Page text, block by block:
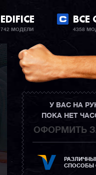
EDIFICE
742 МОДЕЛИ
ВСЕ
4358
У ВАС НА
ПОКА НЕТ
ОФОРМИТЬ
СПОСОБЫ